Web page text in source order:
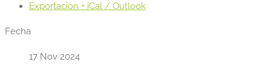
Exportación + iCal / Outlook
Fecha
17 Nov 2024